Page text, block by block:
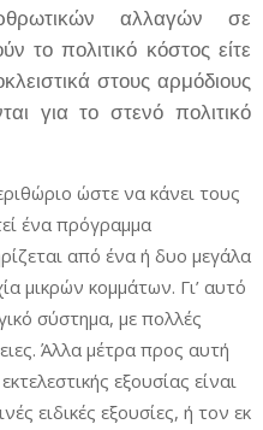
αλλαγών σε
το πολιτικό κόστος είτε
στους αρμόδιους
για το στενό πολιτικό
ώστε να κάνει τους
ένα πρόγραμμα
από ένα ή δυο μεγάλα
μικρών κομμάτων. Γι’ αυτό
σύστημα, με πολλές
Άλλα μέτρα προς αυτή
εξουσίας είναι
ειδικές εξουσίες, ή τον εκ